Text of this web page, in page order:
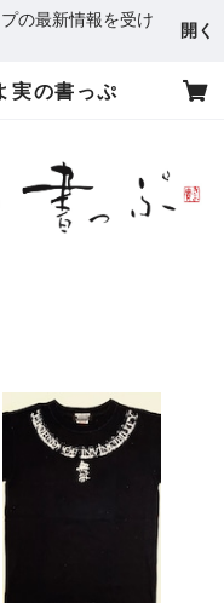
の最新情報を受け
開く
の書っぷ